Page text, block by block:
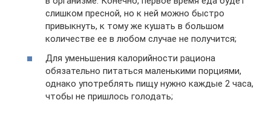
слишком пресной, но к ней можно быстро
привыкнуть, к тому же кушать в большом
количестве ее в любом случае не получится;
Для уменьшения калорийности рациона
обязательно питаться маленькими порциями,
однако употреблять пищу нужно каждые 2 часа,
чтобы не пришлось голодать;